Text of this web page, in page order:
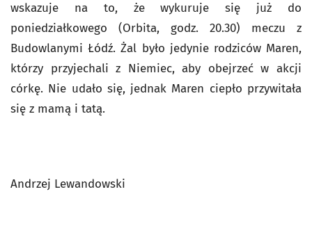
wskazuje na to, że wykuruje się już do
poniedziałkowego (Orbita, godz. 20.30) meczu z
Budowlanymi Łódź. Żal było jedynie rodziców Maren,
którzy przyjechali z Niemiec, aby obejrzeć w akcji
córkę. Nie udało się, jednak Maren ciepło przywitała
się z mamą i tatą.
Andrzej Lewandowski